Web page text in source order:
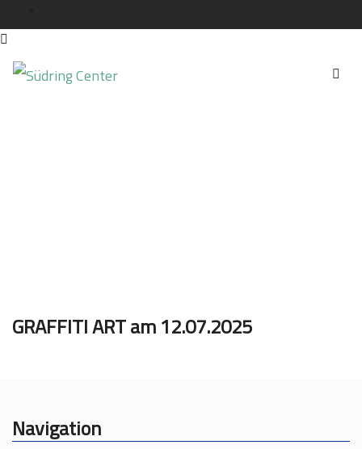
GRAFFITI ART am 12.07.2025
Navigation